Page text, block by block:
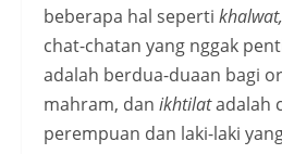
beberapa hal seperti
chat-chatan yang nggak
adalah berdua-duaan bagi
mahram, dan ikhtilatadalah
perempuan dan laki-laki